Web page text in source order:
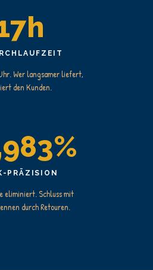
Wer langsamer liefert,
den Kunden.
PRÄZISION
eliminiert. Schluss mit
durch Retouren.